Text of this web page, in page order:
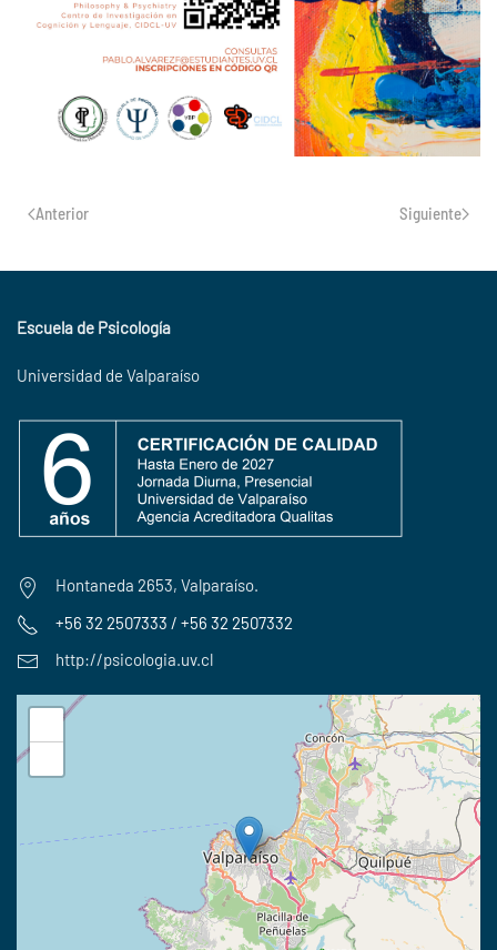
Anterior Siguiente
Escuela de Psicología
Universidad de Valparaíso
Hontaneda 2653, Valparaíso.
+56 32 2507333 / +56 32 2507332
http://psicologia.uv.cl